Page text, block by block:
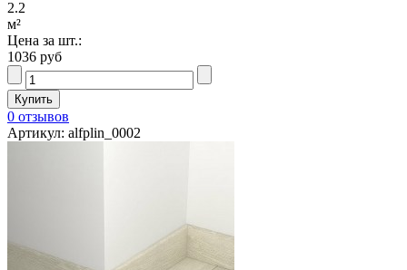
2.2
м²
Цена за шт.:
1036 руб
0 отзывов
Артикул: alfplin_0002